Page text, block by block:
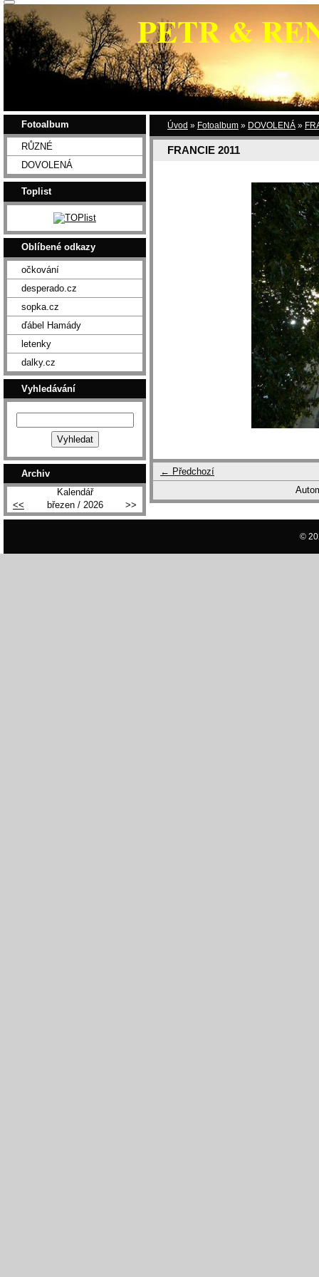
PETR &
Úvod » Fotoalbum » DOVOLENÁ »
FRANCIE 2011
← Předchozí
Fotoalbum
RŮZNÉ
DOVOLENÁ
Toplist
Oblíbené odkazy
očkování
desperado.cz
sopka.cz
ďábel Hamády
letenky
dalky.cz
Vyhledávání
Archiv
Kalendář
<<
březen / 2026 >>
©